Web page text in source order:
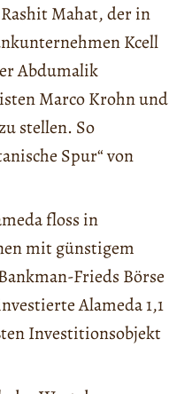
Mahat, der in
Kcell
Abdumalik
Marco Krohn und
stellen. So
Spur“ von
floss in
mit günstigem
Frieds Börse
Alameda 1,1
Investitionsobjekt